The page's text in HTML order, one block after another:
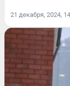
21 декабря, 2024,